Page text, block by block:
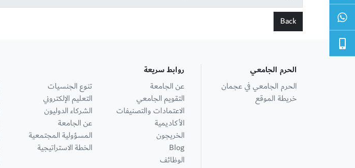
Back
الحرم الجامعي
الحرم الجامعي في عجمان
خريطة الموقع
روابط سريعة
عن الجامعة
التقويم الجامعي
الاعتمادات والتصنيفات
الأكاديمية
الخريجون
Blog
الوظائف
تنوع الجنسيات
التعليم الإلكتروني
الشركاء الدوليون
عن الجامعة
المسؤولية المجتمعية
الخطة الاستراتيجية